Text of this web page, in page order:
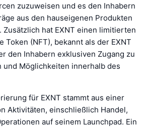
zuzuweisen und es den Inhabern
aus den hauseigenen Produkten
Zusätzlich hat EXNT einen limitierten
Token (NFT), bekannt als der EXNT
den Inhabern exklusiven Zugang zu
und Möglichkeiten innerhalb des
für EXNT stammt aus einer
Aktivitäten, einschließlich Handel,
auf seinem Launchpad. Ein